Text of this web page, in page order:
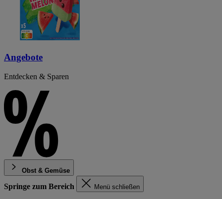
Angebote
Entdecken & Sparen
Obst & Gemüse
Springe zum Bereich Menü schließen